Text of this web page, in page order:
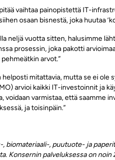
vaihtaa painopistettä IT-
osaan bisnestä, joka huutaa
neljä vuotta sitten, halusimme
prosessin, joka pakotti
arvot.”
helposti mitattavia, mutta se ei
arvioi kaikki IT-investoinnit ja
voidaan varmistaa, että saamme
ja toisinpäin.”
biomateriaali-, puutuote- ja
Konsernin palveluksessa on